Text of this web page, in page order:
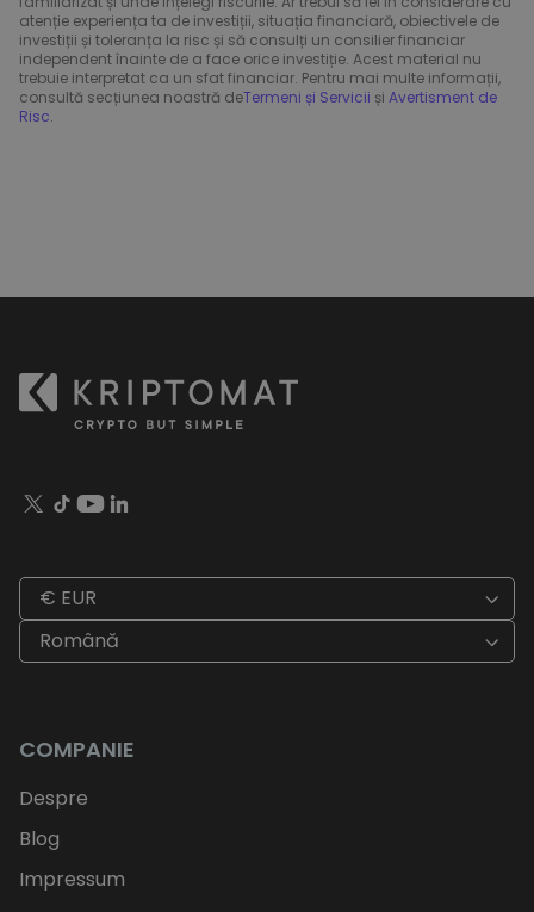
atenție experiența ta de investiții, situația financiară, obiectivele de
investiții și toleranța la risc și să consulți un consilier financiar
independent înainte de a face orice investiție. Acest material nu
trebuie interpretat ca un sfat financiar. Pentru mai multe informații,
consultă secțiunea noastră deTermeni și Servicii și Avertisment de
Risc.
€ EUR
Română
COMPANIE
Despre
Blog
Impressum